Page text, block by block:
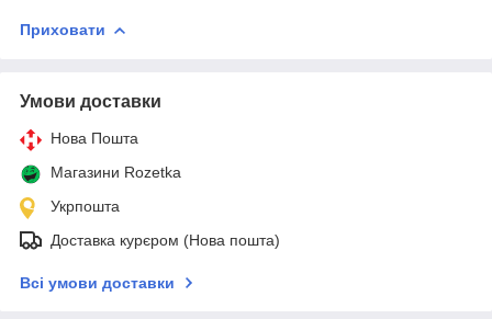
Приховати
Умови доставки
Нова Пошта
Магазини Rozetka
Укрпошта
Доставка курєром (Нова пошта)
Всі умови доставки